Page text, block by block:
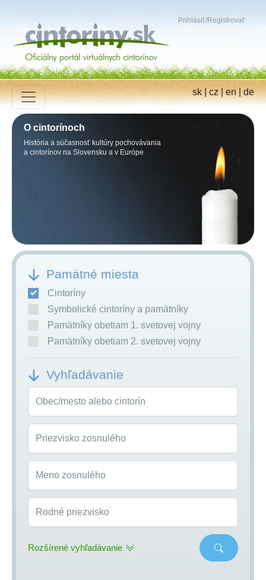
Prihlásiť/Registrovať
sk|cz|en|de
O cintorínoch
História a súčasnosť kultúry pochovávania
a cintorínov na Slovensku a v Európe
Pamätné miesta
Cintoríny
Symbolické cintoríny a pamätníky
Pamätníky obetiam 1. svetovej vojny
Pamätníky obetiam 2. svetovej vojny
Vyhľadávanie
Obec/mesto alebo cintorín
Priezvisko zosnulého
Meno zosnulého
Rodné priezvisko
Rozšírené vyhľadávanie